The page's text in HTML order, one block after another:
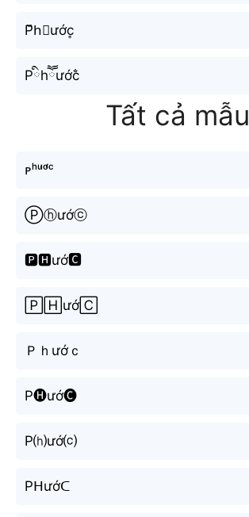
P᷈h⃘ước͎
Pིhཽước̐
Tất cả mẫu
ᴘʰᵘ̛ᵒ̛́ᶜ
Ⓟⓗướⓒ
🅿🅷ướ🅲
🄿🄷ướ🄲
Ｐｈướｃ
P🅗ướ🅒
P⒣ướ⒞
Pᕼướᑕ